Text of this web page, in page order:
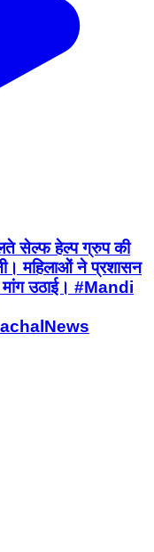
सेल्फ हेल्प ग्रुप की
महिलाओं ने प्रशासन
मांग उठाई। #Mandi